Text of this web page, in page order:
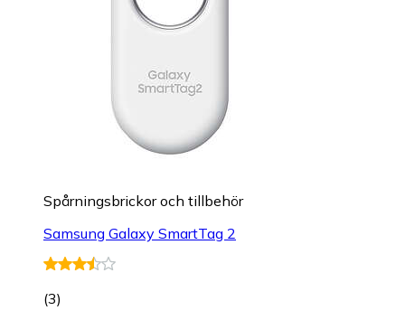
Spårningsbrickor och tillbehör
Samsung Galaxy SmartTag 2
(3)